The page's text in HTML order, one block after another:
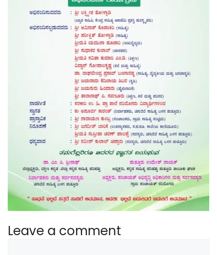
Leave a comment